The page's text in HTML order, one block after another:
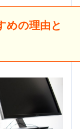
めの理由と